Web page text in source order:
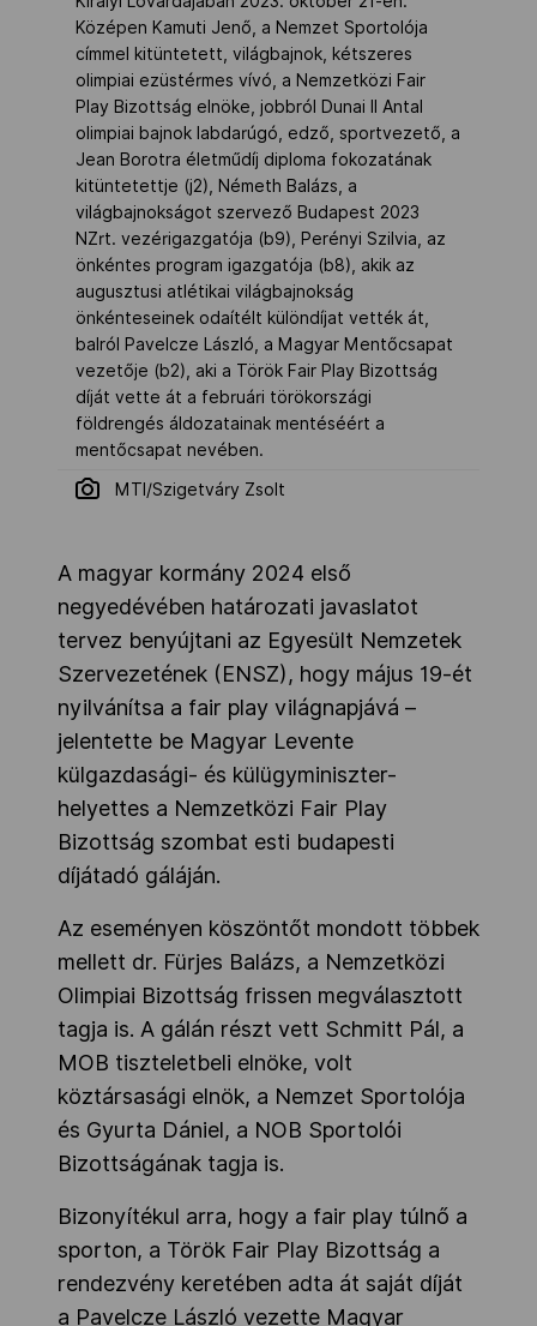
Középen Kamuti Jenő, a Nemzet Sportolója
címmel kitüntetett, világbajnok, kétszeres
olimpiai ezüstérmes vívó, a Nemzetközi Fair
Play Bizottság elnöke, jobbról Dunai II Antal
olimpiai bajnok labdarúgó, edző, sportvezető, a
Jean Borotra életműdíj diploma fokozatának
kitüntetettje (j2), Németh Balázs, a
világbajnokságot szervező Budapest 2023
NZrt. vezérigazgatója (b9), Perényi Szilvia, az
önkéntes program igazgatója (b8), akik az
augusztusi atlétikai világbajnokság
önkénteseinek odaítélt különdíjat vették át,
balról Pavelcze László, a Magyar Mentőcsapat
vezetője (b2), aki a Török Fair Play Bizottság
díját vette át a februári törökországi
földrengés áldozatainak mentéséért a
mentőcsapat nevében.
MTI/Szigetváry Zsolt
A magyar kormány 2024 első
negyedévében határozati javaslatot
tervez benyújtani az Egyesült Nemzetek
Szervezetének (ENSZ), hogy május 19-ét
nyilvánítsa a fair play világnapjává –
jelentette be Magyar Levente
külgazdasági- és külügyminiszter-
helyettes a Nemzetközi Fair Play
Bizottság szombat esti budapesti
díjátadó gáláján.
Az eseményen köszöntőt mondott többek
mellett dr. Fürjes Balázs, a Nemzetközi
Olimpiai Bizottság frissen megválasztott
tagja is. A gálán részt vett Schmitt Pál, a
MOB tiszteletbeli elnöke, volt
köztársasági elnök, a Nemzet Sportolója
és Gyurta Dániel, a NOB Sportolói
Bizottságának tagja is.
Bizonyítékul arra, hogy a fair play túlnő a
sporton, a Török Fair Play Bizottság a
rendezvény keretében adta át saját díját
a Pavelcze László vezette Magyar